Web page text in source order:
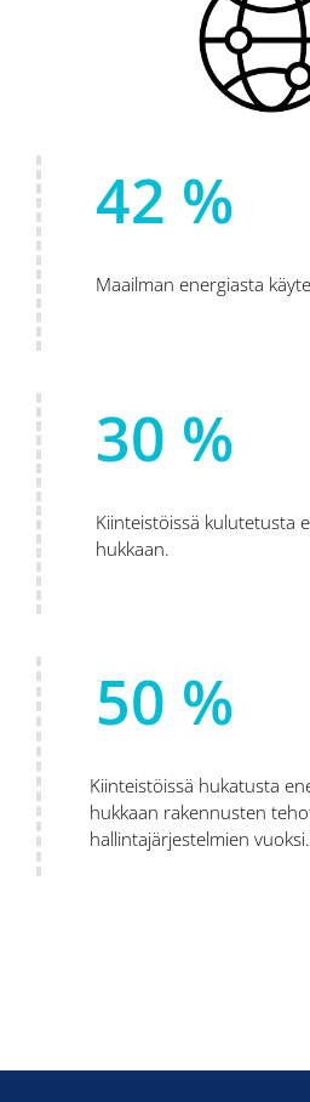
42 %
Maailman energiasta
30 %
Kiinteistöissä kulutetusta
hukkaan.
50 %
Kiinteistöissä hukatusta
hukkaan rakennusten
hallintajärjestelmien vuoksi.